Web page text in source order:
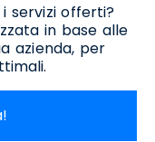
i servizi offerti?
in base alle
azienda, per